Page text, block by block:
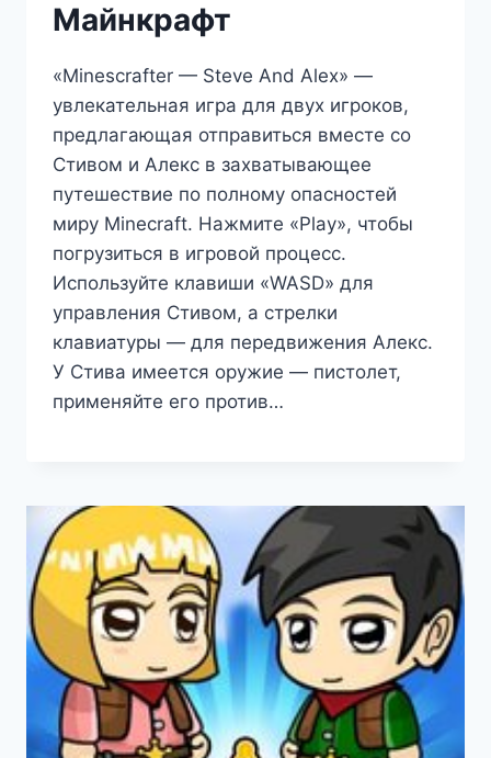
Майнкрафт
«Minescrafter — Steve And Alex» —
увлекательная игра для двух игроков,
предлагающая отправиться вместе со
Стивом и Алекс в захватывающее
путешествие по полному опасностей
миру Minecraft. Нажмите «Play», чтобы
погрузиться в игровой процесс.
Используйте клавиши «WASD» для
управления Стивом, а стрелки
клавиатуры — для передвижения Алекс.
У Стива имеется оружие — пистолет,
применяйте его против…